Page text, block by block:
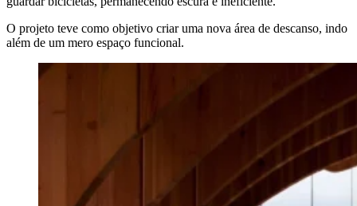
O projeto teve como objetivo criar uma nova área de descanso, indo
além de um mero espaço funcional.